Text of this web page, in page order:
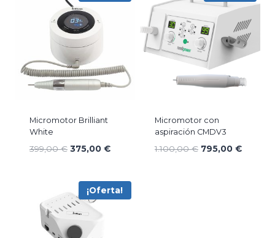
Micromotor Brilliant
White
399,00€ El
399,00 €.
375,00 €El
es:
375,00 €.
Micromotor con
aspiración CMDV3
1.100,00€ El
795,00 €El
¡Oferta!